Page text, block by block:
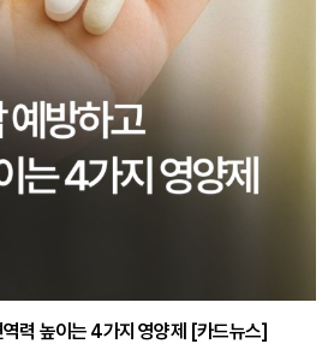
역력 높이는 4가지 영양제 [카드뉴스]